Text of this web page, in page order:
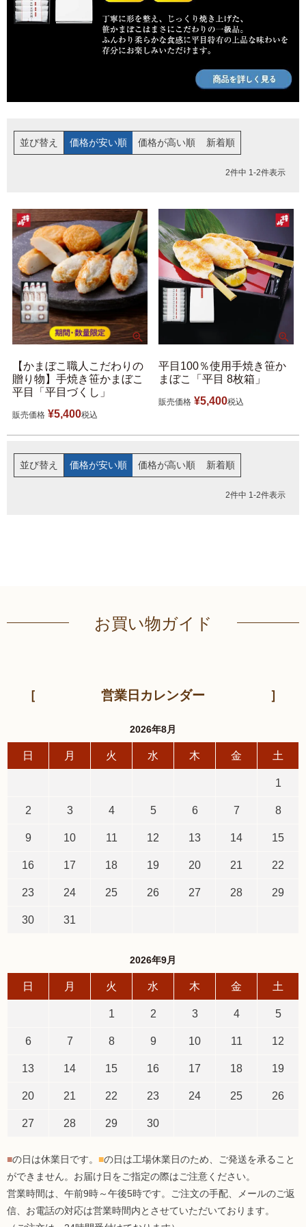
並び替え 価格が安い順 価格が高い順 新着順
2件中 1 -2件表示
【かまぼこ職人こだわりの
贈り物】手焼き笹かまぼこ
平目「平目づくし」
販売価格 ¥5,400税込
平目100％使用手焼き笹か
まぼこ「平目 8枚箱」
販売価格 ¥5,400税込
並び替え 価格が安い順 価格が高い順 新着順
2件中 1 -2件表示
お買い物ガイド
営業日カレンダー
2026年8月
日 月 火 水 木 金 土
1
2 3 4 5 6 7 8
9 10 11 12 13 14 15
16 17 18 19 20 21 22
23 24 25 26 27 28 29
30 31
2026年9月
日 月 火 水 木 金 土
1 2 3 4 5
6 7 8 9 10 11 12
13 14 15 16 17 18 19
20 21 22 23 24 25 26
27 28 29 30
■の日は休業日です。 ■の日は工場休業日のため、ご発送を承ること
ができません。お届け日をご指定の際はご注意ください。
営業時間は、午前9時～午後5時です。ご注文の手配、メールのご返
信、お電話の対応は営業時間内とさせていただいております。